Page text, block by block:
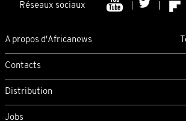
Réseaux sociaux
A propos d'Africanews
Contacts
Distribution
Jobs